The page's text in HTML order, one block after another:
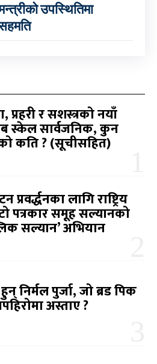
उपस्थितिमा
प्रहरी र सशस्त्रको नयाँ
स्केल सार्वजनिक, कुन
कति ? (सूचीसहित)
प्रवर्द्धनका लागि राष्ट्रिय
पत्रकार समूह सल्यानको
सल्यान’ अभियान
निर्मल पुर्जा, जो ब्रड पिक
अस्ताए ?